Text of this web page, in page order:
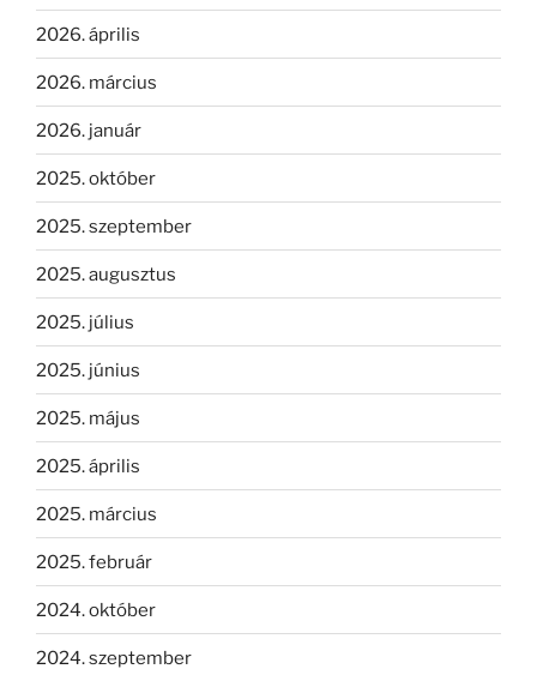
2026. április
2026. március
2026. január
2025. október
2025. szeptember
2025. augusztus
2025. július
2025. június
2025. május
2025. április
2025. március
2025. február
2024. október
2024. szeptember